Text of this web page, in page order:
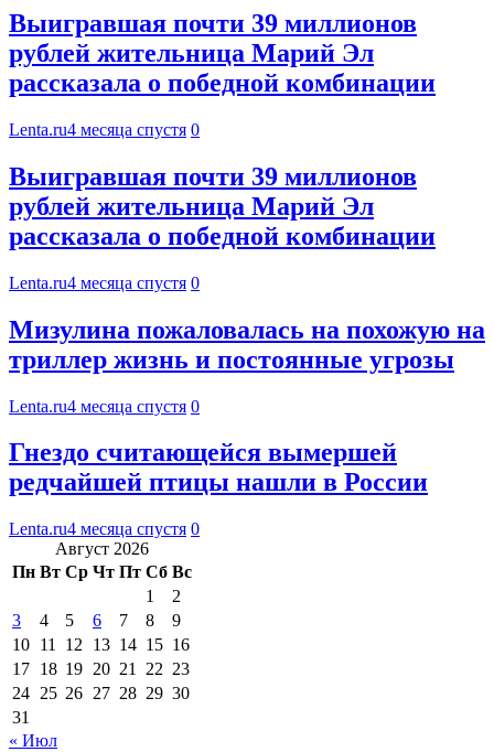
Выигравшая почти 39 миллионов
рублей жительница Марий Эл
рассказала о победной комбинации
Lenta.ru4 месяца спустя 0
Выигравшая почти 39 миллионов
рублей жительница Марий Эл
рассказала о победной комбинации
Lenta.ru4 месяца спустя 0
Мизулина пожаловалась на похожую на
триллер жизнь и постоянные угрозы
Lenta.ru4 месяца спустя 0
Гнездо считающейся вымершей
редчайшей птицы нашли в России
Lenta.ru4 месяца спустя 0
Август 2026
Пн Вт Ср Чт Пт Сб Вс
1
2
3
4 5 6 7 8
9
10 11 12 13 14 15 16
17 18 19 20 21 22 23
24 25 26 27 28 29 30
31
« Июл